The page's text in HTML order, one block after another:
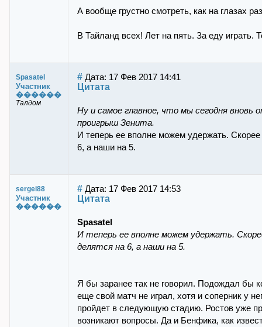
А вообще грустно смотреть, как на глазах
В Тайланд всех! Лет на пять. За еду играть.
Spasatel
Участник
������
Талдом
# Дата: 17 Фев 2017 14:41
Цитата
Ну и самое главное, что мы сегодня
проигрыш Зенита.
И теперь ее вполне можем удержать. Скорее
6, а наши на 5.
sergei88
Участник
������
# Дата: 17 Фев 2017 14:53
Цитата
Spasatel
И теперь ее вполне можем удержать.
делятся на 6, а наши на 5.
Я бы заранее так не говорил. Подождал бы
еще свой матч не играл, хотя и соперник у
пройдет в следующую стадию. Ростов уже
возникают вопросы. Да и Бенфика, как